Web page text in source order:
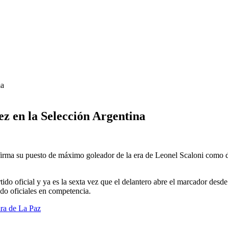
en la Selección Argentina
su puesto de máximo goleador de la era de Leonel Scaloni como
oficial y ya es la sexta vez que el delantero abre el marcador
oficiales en competencia.
de La Paz